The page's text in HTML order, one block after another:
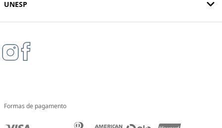
UNESP
Formas de pagamento